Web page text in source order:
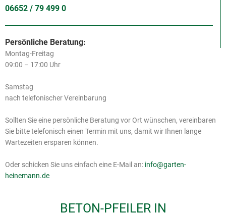
06652 / 79 499 0
Persönliche Beratung:
Montag-Freitag
09:00 – 17:00 Uhr
Samstag
nach telefonischer Vereinbarung
Sollten Sie eine persönliche Beratung vor Ort wünschen, vereinbaren
Sie bitte telefonisch einen Termin mit uns, damit wir Ihnen lange
Wartezeiten ersparen können.
Oder schicken Sie uns einfach eine E-Mail an: info@garten-
heinemann.de
BETON-PFEILER IN